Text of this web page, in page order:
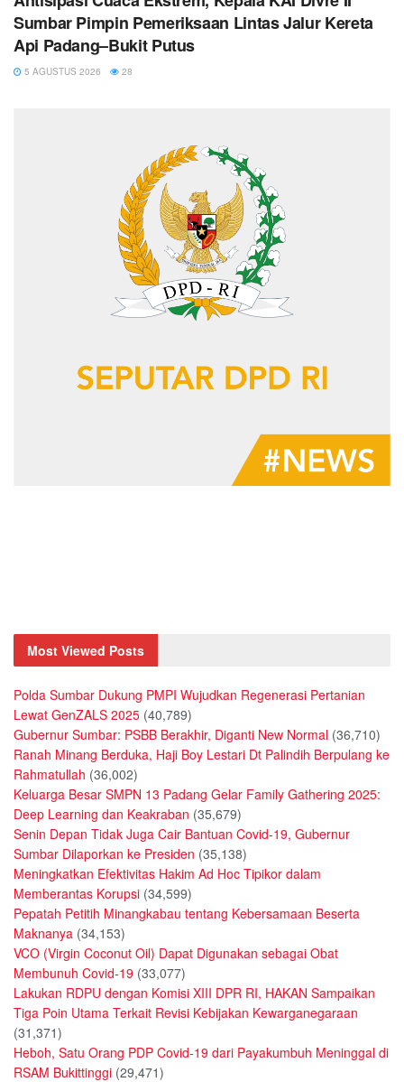
Sumbar Pimpin Pemeriksaan Lintas Jalur Kereta
Api Padang–Bukit Putus
5 AGUSTUS 2026 28
Most Viewed Posts
Polda Sumbar Dukung PMPI Wujudkan Regenerasi Pertanian
Lewat GenZALS 2025 (40,789)
Gubernur Sumbar: PSBB Berakhir, Diganti New Normal (36,710)
Ranah Minang Berduka, Haji Boy Lestari Dt Palindih Berpulang ke
Rahmatullah (36,002)
Keluarga Besar SMPN 13 Padang Gelar Family Gathering 2025:
Deep Learning dan Keakraban (35,679)
Senin Depan Tidak Juga Cair Bantuan Covid-19, Gubernur
Sumbar Dilaporkan ke Presiden (35,138)
Meningkatkan Efektivitas Hakim Ad Hoc Tipikor dalam
Memberantas Korupsi (34,599)
Pepatah Petitih Minangkabau tentang Kebersamaan Beserta
Maknanya (34,153)
VCO (Virgin Coconut Oil) Dapat Digunakan sebagai Obat
Membunuh Covid-19 (33,077)
Lakukan RDPU dengan Komisi XIII DPR RI, HAKAN Sampaikan
Tiga Poin Utama Terkait Revisi Kebijakan Kewarganegaraan
(31,371)
Heboh, Satu Orang PDP Covid-19 dari Payakumbuh Meninggal di
RSAM Bukittinggi (29,471)